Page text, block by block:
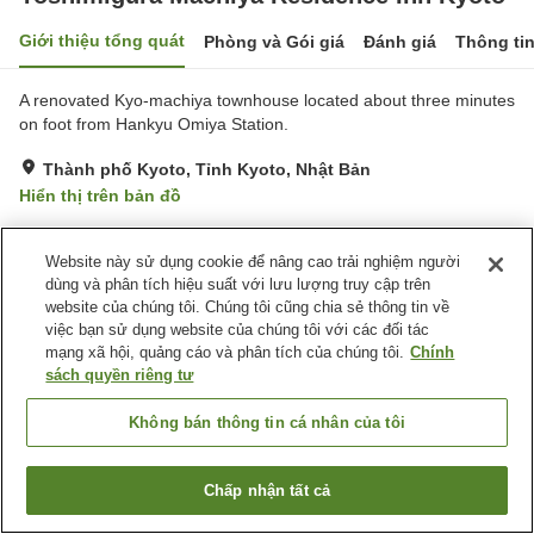
Giới thiệu tổng quát Phòng và Gói giá Đánh giá Thông
A renovated Kyo-machiya townhouse located about three minutes
on foot from Hankyu Omiya Station.
Thành phố Kyoto, Tỉnh Kyoto, Nhật Bản
Hiển thị trên bản đồ
Trang chủ Nhật Bản Tỉnh Kyoto
Thành phố Kyoto
Yoshimigura Machiya Residence Inn Kyoto
Tìm phòng trống
Website này sử dụng cookie để nâng cao trải nghiệm người
dùng và phân tích hiệu suất với lưu lượng truy cập trên
website của chúng tôi. Chúng tôi cũng chia sẻ thông tin về
việc bạn sử dụng website của chúng tôi với các đối tác
mạng xã hội, quảng cáo và phân tích của chúng tôi. Chính
sách quyền riêng tư
Không bán thông tin cá nhân của tôi
Chấp nhận tất cả